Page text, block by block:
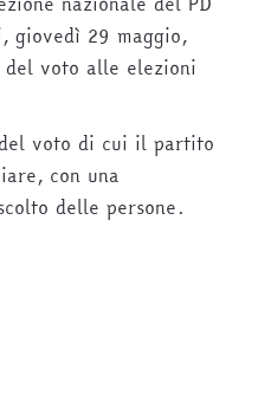
giovedì 29 maggio,
voto alle elezioni
voto di cui il partito
con una
delle persone.